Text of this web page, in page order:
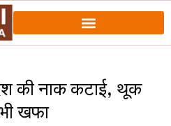
की नाक कटाई, थूक
खफा